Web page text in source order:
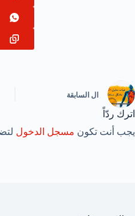
ال السابقة
اترك ردّاً
يجب أنت تكون مسجل الدخول